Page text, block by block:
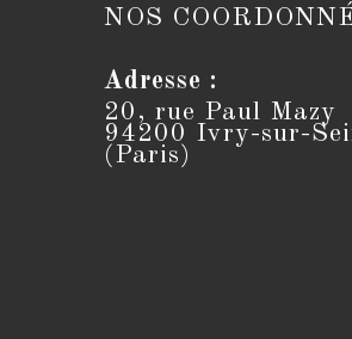
NOS
Adresse :
20, rue Paul Mazy
94200 Ivry-sur-
(Paris)